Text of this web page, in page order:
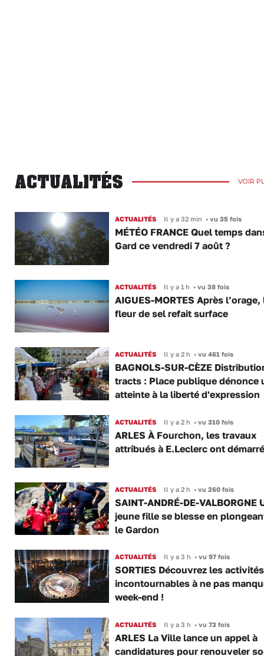
ACTUALITÉS VOIR
ACTUALITÉS Il y a 32 min •vu 35 fois
MÉTÉO FRANCE Quel temps
Gard ce vendredi 7 août ?
ACTUALITÉS Il y a 1 h •vu 38 fois
AIGUES-MORTES Après l’orage,
fleur de sel refait surface
ACTUALITÉS Il y a 2 h •vu 461 fois
BAGNOLS-SUR-CÈZE
tracts : Place publique dénonce
atteinte à la liberté d'expression
ACTUALITÉS Il y a 2 h •vu 310 fois
ARLES À Fourchon, les travaux
attribués à E.Leclerc ont démarré
ACTUALITÉS Il y a 2 h •vu 260 fois
SAINT-ANDRÉ-DE-VALBORGNE
jeune fille se blesse en
le Gardon
ACTUALITÉS Il y a 3 h •vu 97 fois
SORTIES Découvrez les activités
incontournables à ne pas
week-end !
ACTUALITÉS Il y a 3 h •vu 73 fois
ARLES La Ville lance un appel à
candidatures pour renouveler